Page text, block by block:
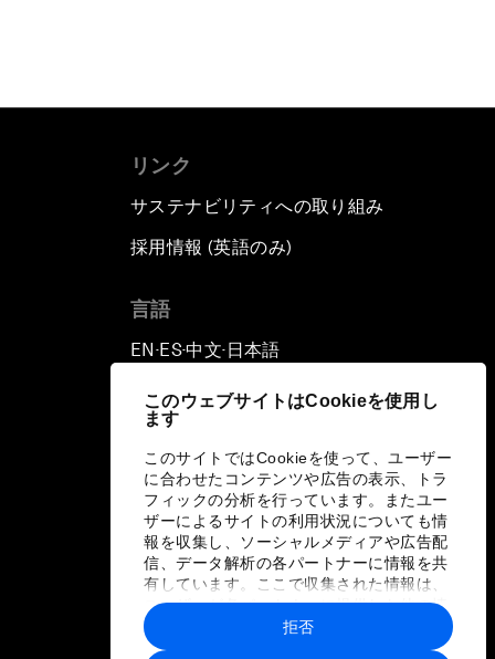
このウェブサイトはCookieを使用し
ます
このサイトではCookieを使って、ユーザー
に合わせたコンテンツや広告の表示、トラ
フィックの分析を行っています。またユー
ザーによるサイトの利用状況についても情
報を収集し、ソーシャルメディアや広告配
信、データ解析の各パートナーに情報を共
有しています。ここで収集された情報は、
ユーザーが各パートナーに提供した他の情
報や各パートナーのサービスを使用した際
に収集された情報と組み合わされ、各パー
拒否
リンク
サステナビリティへの取り組み
採用情報 (英語のみ)
言語
EN ▪ ES▪中文▪ 日本語